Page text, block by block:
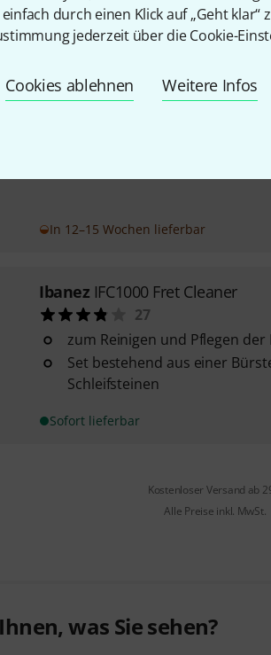
durch einen Klick auf „Geht klar“
jederzeit über die Cookie-
Cookies ablehnen Weitere Infos
Sofort lieferbar
Ibanez4449AC6X Nut File Set
In 12–15 Wochen lieferbar
Ibanez IFC1000 Fret Cleaner
27
zum Reinigen und Pflegen
Set bestehend aus einer
Schleifsteinen
Sofort lieferbar
Kostenloser Versand ab
Alle Preise inkl. MwSt.
was Sie sehen?